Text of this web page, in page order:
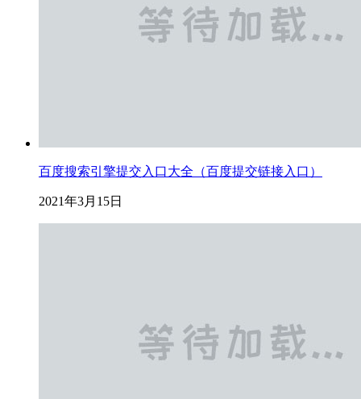
百度搜索引擎提交入口大全（百度提交链接入口）
2021年3月15日